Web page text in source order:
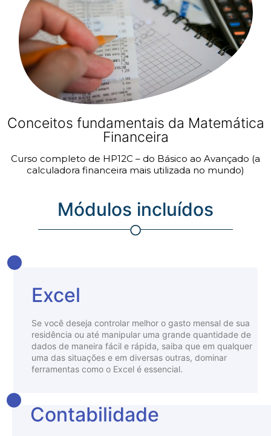
Conceitos fundamentais da Matemática
Financeira
Curso completo de HP12C – do Básico ao Avançado (a
calculadora financeira mais utilizada no mundo)
Módulos incluídos
Excel
Se você deseja controlar melhor o gasto mensal de sua
residência ou até manipular uma grande quantidade de
dados de maneira fácil e rápida, saiba que em qualquer
uma das situações e em diversas outras, dominar
ferramentas como o Excel é essencial.
Contabilidade